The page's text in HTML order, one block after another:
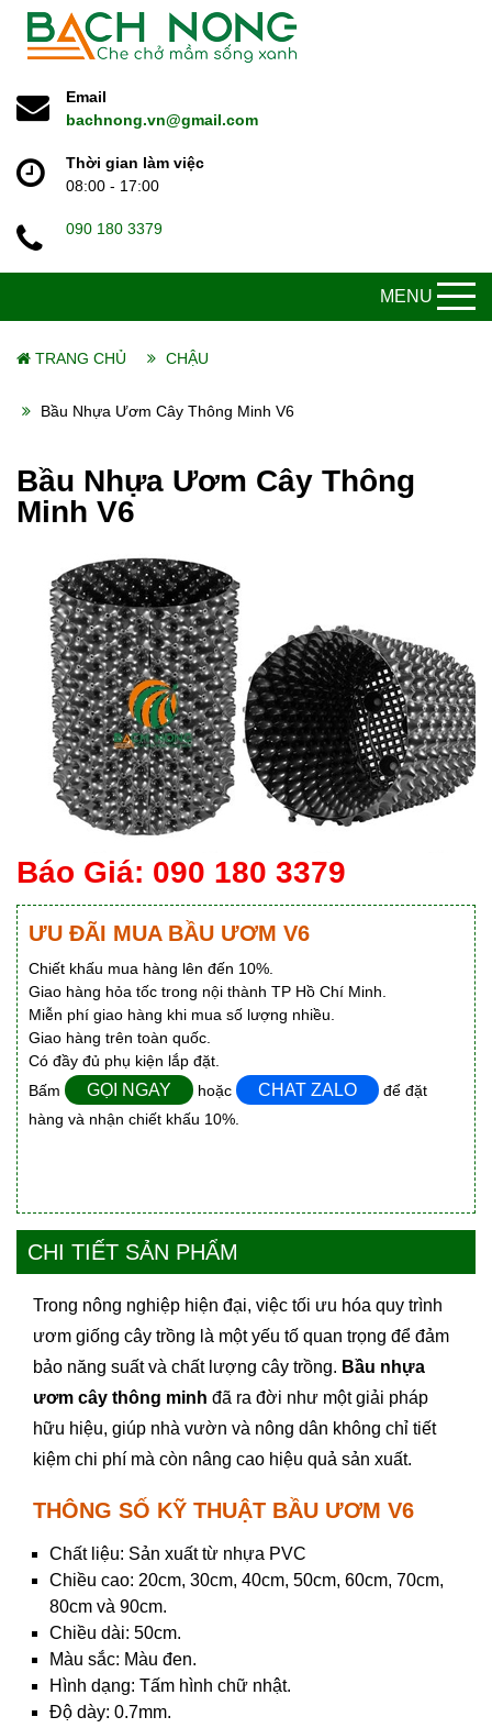
Email
bachnong.vn@gmail.com
Thời gian làm việc
08:00 - 17:00
090 180 3379
MENU
TRANG CHỦ CHẬU
Bầu Nhựa Ươm Cây Thông Minh V6
Bầu Nhựa Ươm Cây Thông
Minh V6
Báo Giá: 090 180 3379
ƯU ĐÃI MUA BẦU ƯƠM V6
Chiết khấu mua hàng lên đến 10%.
Giao hàng hỏa tốc trong nội thành TP Hồ Chí Minh.
Miễn phí giao hàng khi mua số lượng nhiều.
Giao hàng trên toàn quốc.
Có đầy đủ phụ kiện lắp đặt.
Bấm
GỌI NGAY hoặc CHAT ZALO
để đặt
hàng và nhận chiết khấu 10%.
CHI TIẾT SẢN PHẨM
Trong nông nghiệp hiện đại, việc tối ưu hóa quy trình
ươm giống cây trồng là một yếu tố quan trọng để đảm
bảo năng suất và chất lượng cây trồng. Bầu nhựa
ươm cây thông minh đã ra đời như một giải pháp
hữu hiệu, giúp nhà vườn và nông dân không chỉ tiết
kiệm chi phí mà còn nâng cao hiệu quả sản xuất.
THÔNG SỐ KỸ THUẬT BẦU ƯƠM V6
Chất liệu: Sản xuất từ nhựa PVC
Chiều cao: 20cm, 30cm, 40cm, 50cm, 60cm, 70cm,
80cm và 90cm.
Chiều dài: 50cm.
Màu sắc: Màu đen.
Hình dạng: Tấm hình chữ nhật.
Độ dày: 0.7mm.